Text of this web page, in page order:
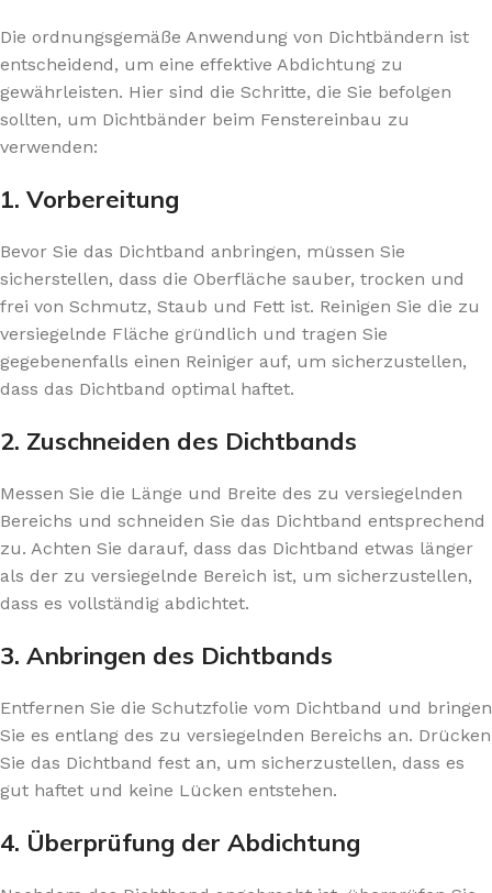
Die ordnungsgemäße Anwendung von Dichtbändern ist
entscheidend, um eine effektive Abdichtung zu
gewährleisten. Hier sind die Schritte, die Sie befolgen
sollten, um Dichtbänder beim Fenstereinbau zu
verwenden:
1. Vorbereitung
Bevor Sie das Dichtband anbringen, müssen Sie
sicherstellen, dass die Oberfläche sauber, trocken und
frei von Schmutz, Staub und Fett ist. Reinigen Sie die zu
versiegelnde Fläche gründlich und tragen Sie
gegebenenfalls einen Reiniger auf, um sicherzustellen,
dass das Dichtband optimal haftet.
2. Zuschneiden des Dichtbands
Messen Sie die Länge und Breite des zu versiegelnden
Bereichs und schneiden Sie das Dichtband entsprechend
zu. Achten Sie darauf, dass das Dichtband etwas länger
als der zu versiegelnde Bereich ist, um sicherzustellen,
dass es vollständig abdichtet.
3. Anbringen des Dichtbands
Entfernen Sie die Schutzfolie vom Dichtband und bringen
Sie es entlang des zu versiegelnden Bereichs an. Drücken
Sie das Dichtband fest an, um sicherzustellen, dass es
gut haftet und keine Lücken entstehen.
4. Überprüfung der Abdichtung